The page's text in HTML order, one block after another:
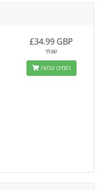
£34.99 GBP
שנתי
הזמינו עכשיו